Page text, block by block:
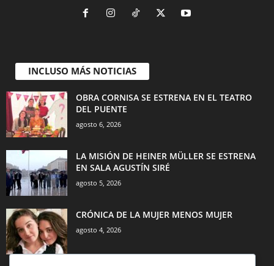
INCLUSO MÁS NOTICIAS
OBRA CORNISA SE ESTRENA EN EL TEATRO
DEL PUENTE
agosto 6, 2026
LA MISIÓN DE HEINER MÜLLER SE ESTRENA
EN SALA AGUSTÍN SIRÉ
agosto 5, 2026
CRÓNICA DE LA MUJER MENOS MUJER
agosto 4, 2026